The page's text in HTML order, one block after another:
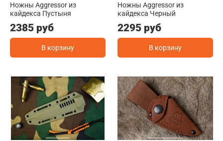
Ножны Aggressor из
кайдекса Пустыня
2385 руб
В корзину
Ножны Aggressor из
кайдекса Черный
2295 руб
В корзину